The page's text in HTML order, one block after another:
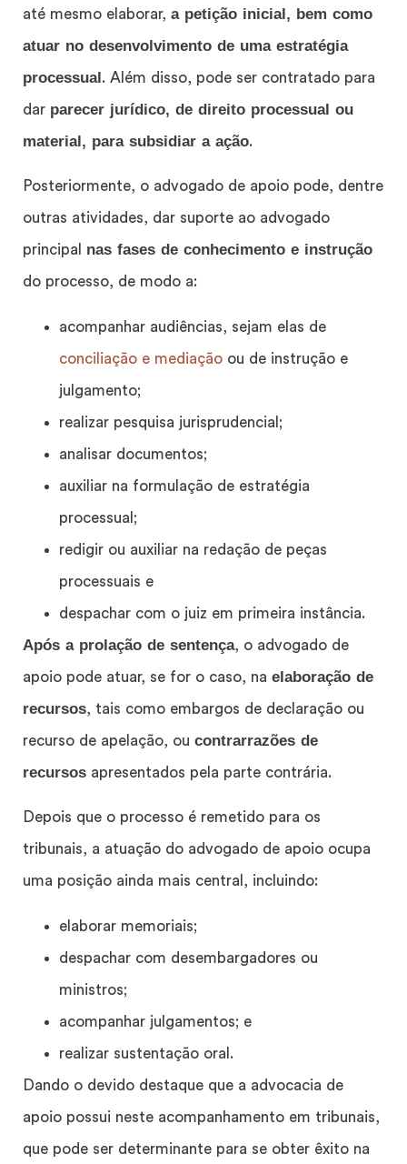
até mesmo elaborar, a petição inicial, bem como
atuar no desenvolvimento de uma estratégia
processual. Além disso, pode ser contratado para
dar parecer jurídico, de direito processual ou
material, para subsidiar a ação.
Posteriormente, o advogado de apoio pode, dentre
outras atividades, dar suporte ao advogado
principal nas fases de conhecimento e instrução
do processo, de modo a:
acompanhar audiências, sejam elas de
conciliação e mediação ou de instrução e
julgamento;
realizar pesquisa jurisprudencial;
analisar documentos;
auxiliar na formulação de estratégia
processual;
redigir ou auxiliar na redação de peças
processuais e
despachar com o juiz em primeira instância.
Após a prolação de sentença, o advogado de
apoio pode atuar, se for o caso, na elaboração de
recursos, tais como embargos de declaração ou
recurso de apelação, ou contrarrazões de
recursos apresentados pela parte contrária.
Depois que o processo é remetido para os
tribunais, a atuação do advogado de apoio ocupa
uma posição ainda mais central, incluindo:
elaborar memoriais;
despachar com desembargadores ou
ministros;
acompanhar julgamentos; e
realizar sustentação oral.
Dando o devido destaque que a advocacia de
apoio possui neste acompanhamento em tribunais,
que pode ser determinante para se obter êxito na